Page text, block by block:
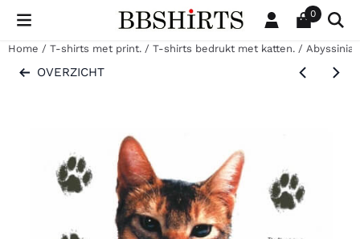
Cookievoorkeuren zijn beschikbaar. Kies instellingen of sta
0
Home / T-shirts met print. / T-shirts bedrukt met katten. /
OVERZICHT